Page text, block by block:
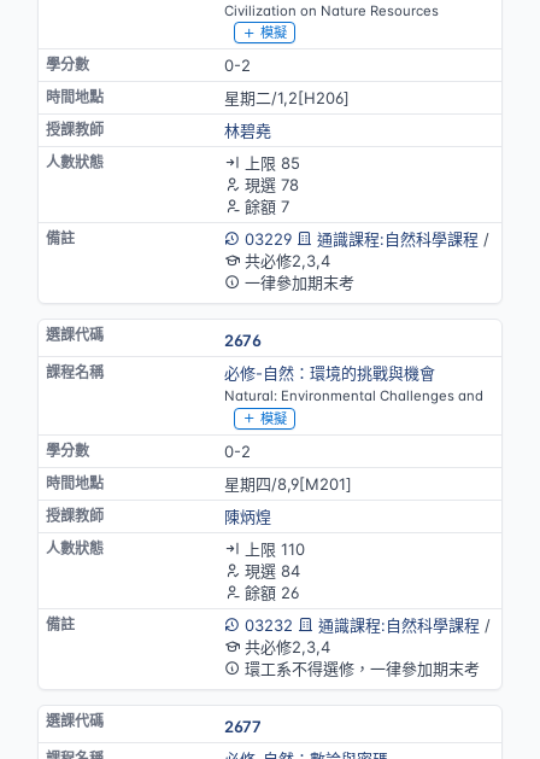
Civilization on Nature Resources
模擬
0-2
星期二/1,2[H206]
林碧堯
上限 85
現選 78
餘額 7
03229
通識課程:自然科學課程 /
共必修2,3,4
一律參加期末考
2676
必修-自然：環境的挑戰與機會
Natural: Environmental Challenges and
模擬
0-2
星期四/8,9[M201]
陳炳煌
上限 110
現選 84
餘額 26
03232
通識課程:自然科學課程 /
共必修2,3,4
環工系不得選修，一律參加期末考
2677